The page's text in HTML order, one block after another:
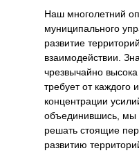
Наш многолетний
муниципального
развитие
взаимодействии.
чрезвычайно
требует от каждого
концентрации
объединившись,
решать стоящие
развитию